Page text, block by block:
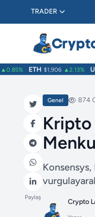
TRADER
ETH $1,906 ▲2.13%
Paylaş
Genel 874
Kripto
Crypto